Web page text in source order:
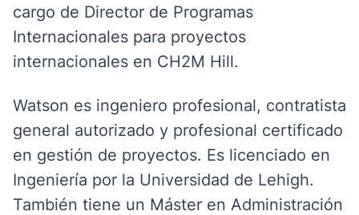
cargo de Director de Programas
Internacionales para proyectos
internacionales en CH2M Hill.
Watson es ingeniero profesional, contratista
general autorizado y profesional certificado
en gestión de proyectos. Es licenciado en
Ingeniería por la Universidad de Lehigh.
También tiene un Máster en Administración